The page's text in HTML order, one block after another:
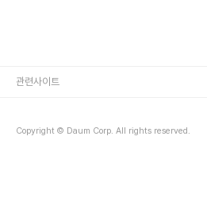
Copyright © Daum Corp. All rights reserved.
관련사이트